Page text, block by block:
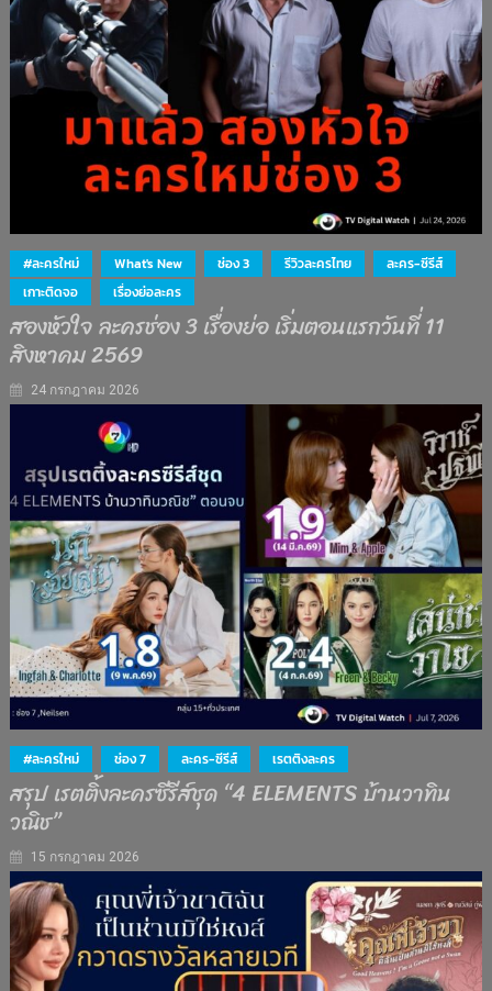
#ละครใหม่ What's New ช่อง 3 รีวิวละครไทย
ละคร-ซีรีส์
เกาะติดจอ
เรื่องย่อละคร
สองหัวใจ ละครช่อง 3 เรื่องย่อ เริ่มตอนแรกวันที่ 11
สิงหาคม 2569
24 กรกฎาคม 2026
#ละครใหม่ ช่อง 7 ละคร-ซีรีส์ เรตติงละคร
สรุป เรตติ้งละครซีรีส์ชุด “4 ELEMENTS บ้านวาทิน
วณิช”
15 กรกฎาคม 2026